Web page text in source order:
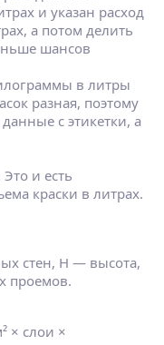
и указан расход
а потом делить
шансов
в литры
разная, поэтому
с этикетки, а
и есть
краски в литрах.
стен, H — высота,
проемов.
× слои ×